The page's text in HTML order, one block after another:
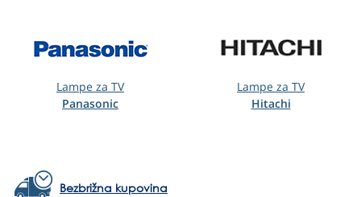
Lampe za TV
Panasonic
Lampe za TV
Hitachi
Bezbrižna kupovina